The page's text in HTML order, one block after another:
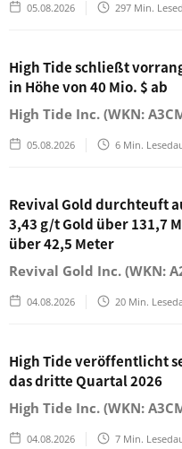
05.08.2026 297 Min.
High Tide schließt
in Höhe von 40 Mio. $ ab
High Tide Inc. (WKN:
05.08.2026 6 Min.
Revival Gold durchteuft
3,43 g/t Gold über 131,7
über 42,5 Meter
Revival Gold Inc. (WKN:
04.08.2026 20 Min.
High Tide veröffentlicht
das dritte Quartal 2026
High Tide Inc. (WKN:
04.08.2026 7 Min.